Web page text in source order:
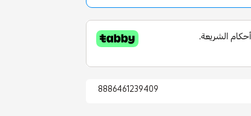
8886461239409